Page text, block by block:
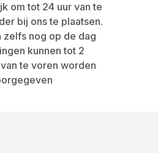
om tot 24 uur van te
bij ons te plaatsen.
zelfs nog op de dag
kunnen tot 2
te voren worden